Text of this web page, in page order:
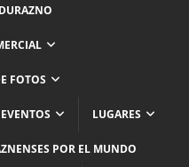
FOTOS
EVENTOS LUGARES
POR EL MUNDO